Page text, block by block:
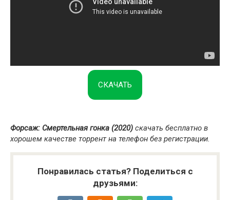
СКАЧАТЬ
Форсаж: Смертельная гонка (2020) скачать бесплатно в
хорошем качестве торрент на телефон без регистрации.
Понравилась статья? Поделиться с
друзьями: